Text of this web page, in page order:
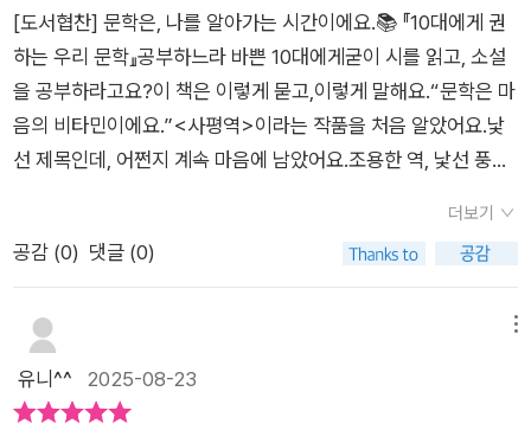
야기들을 들려주고 다시 읽게 했어요!(이 엄마가 왜이러나 싶은
눈으로 일단 읽습니다.😘)우리는 모두 궤도를 이탈하지 못하고
살아가고 있어요. 운명에 순응하며 반복적인 생활을 해요.이 시를
읽으며 가슴에 한 가닥 획이 그어지는 느낌을 받을 거에요.<자유
>란,✔️ 중력으로 부터 탈출,✔️ 궤도로 부터 이탈,✔️ 운명에 대한
저항!너무 근사하지 않나요?한순간에만 머문다면 파괴적 자유이
지만,자기 보존적 자유는 찬란한 순간의 이후까지 책임지려는 의
렇게 깊은 뜻이 있었어?'라고 말을 하더라고요.😆❓️이렇게 근사
한 시는 왜 교과서에 수록되지 않을까요?미적 기능에서는 삶을
아찔한 순간으로 잘 포착했기 때문에 가능하지만, 궤도를 벗어난
사람에게는 '자유롭다'라는 칭찬을 보내는 부분은 윤리적인 시선
[도서협찬] 문학은, 나를 알아가는 시간이에요.📚 『10대에게 권
하는 우리 문학』공부하느라 바쁜 10대에게굳이 시를 읽고, 소설
을 공부하라고요?이 책은 이렇게 묻고,이렇게 말해요.“문학은 마
음의 비타민이에요.”<사평역>이라는 작품을 처음 알았어요.낯
선 제목인데, 어쩐지 계속 마음에 남았어요.조용한 역, 낯선 풍경
주지 않아요.대신 여러 가지 생각을 하게 만들어요.그래서 더 오
래 기억에 남죠.(그래서 사평역을 찾아가보고 싶은 마음이 드나
봐요.)문학은 내 마음을 들여다보게 하고,다른 사람을 이해하는
눈도 키워줘요.그건 분명, 공부보다 더 중요한 공부예요.이 책은
시험을 위한 문학이 아니라,내 마음을 위한 문학을 이야기해요.
시, 소설, 수필, 평론까지문학을 친절하게 소개해주죠.문학은자유
더보기
공감 (0) 댓글 (0)
유니^^ 2025-08-23